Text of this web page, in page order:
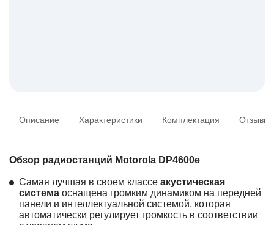
Описание Характеристики Комплектация Отзывы
Обзор радиостанций Motorola DP4600e
Самая лучшая в своем классе акустическая
система оснащена громким динамиком на передней
панели и интеллектуальной системой, которая
автоматически регулирует громкость в соответствии